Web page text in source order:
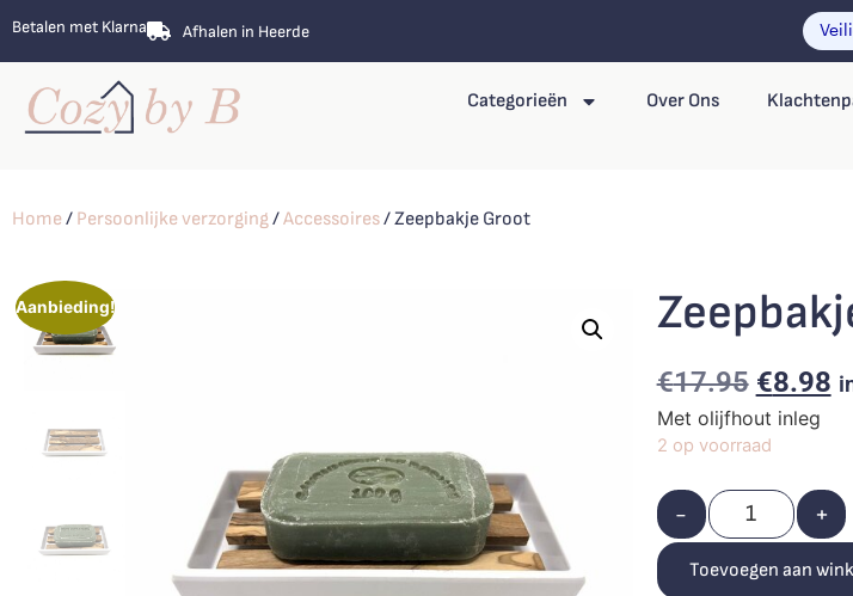
Betalen met Klarna Afhalen in Heerde
Categorieën Over Ons
Home/ Persoonlijke verzorging/Accessoires/ Zeepbakje Groot
Aanbieding!
€17.95 €8.98
Met olijfhout inleg
2 op voorraad
- +
Toevoegen aan